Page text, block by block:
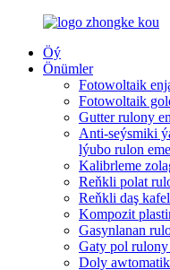
Öý
Önümler
Fotowoltaik
Fotowoltaik
Gutter rulony
Anti-seýsmiki
lýubo rulon
Kalibrleme
Reňkli polat
Reňkli daş
Kompozit
Gasynlanan
Gaty pol rulony
Doly